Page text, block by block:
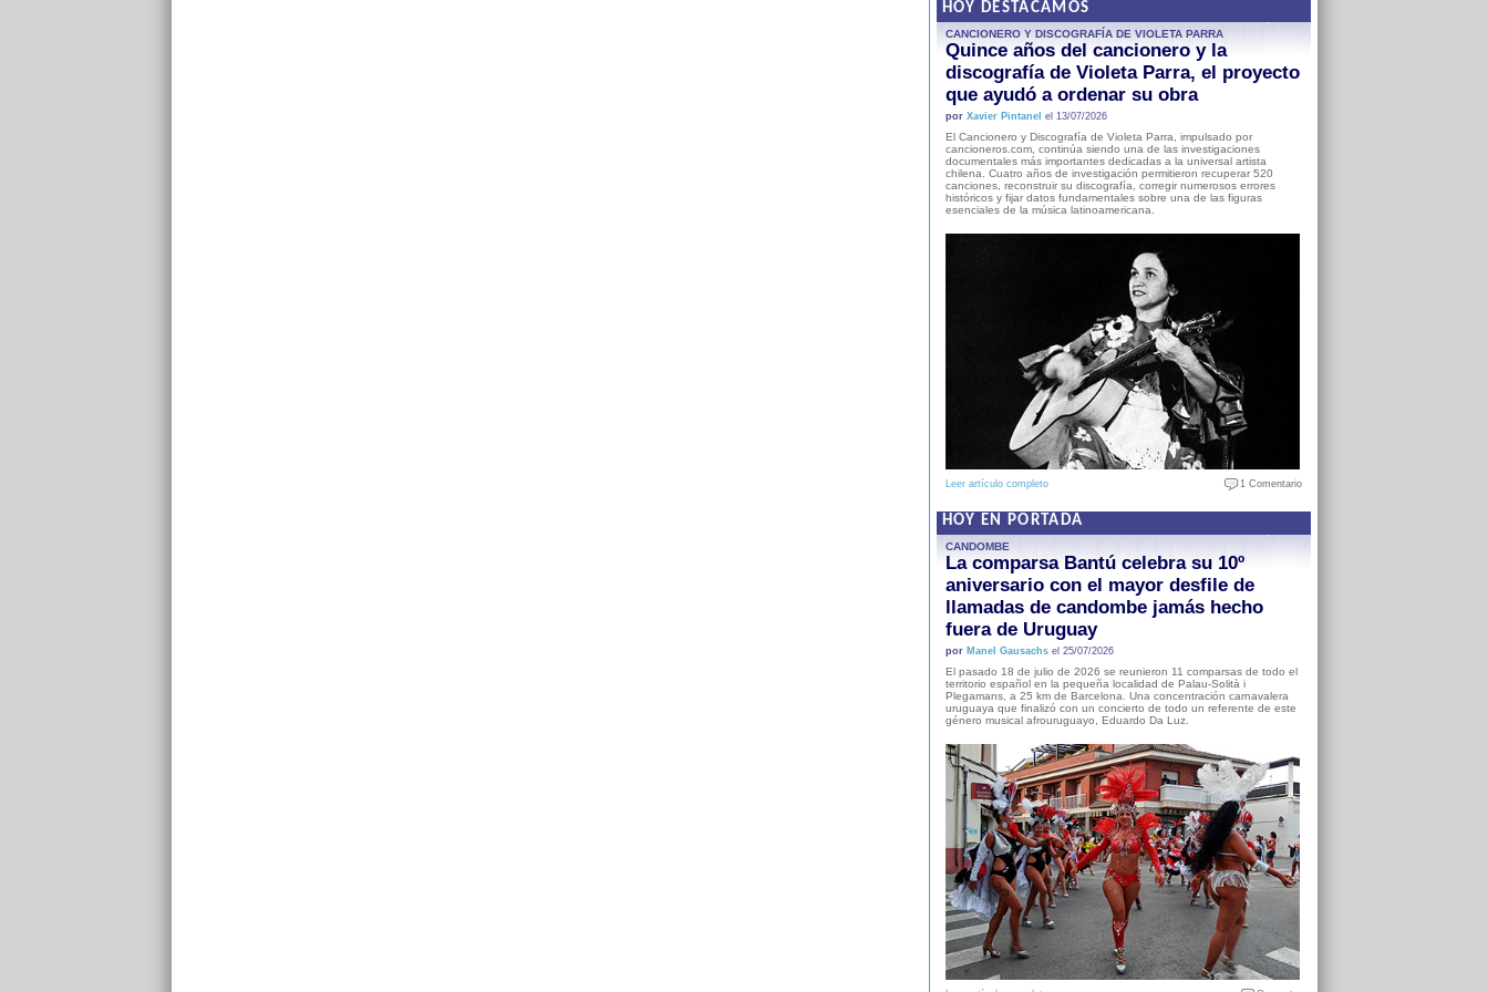
HOY DESTACAMOS
CANCIONERO Y DISCOGRAFÍA DE VIOLETA PARRA
Quince años del cancionero y la
discografía de Violeta Parra, el proyecto
que ayudó a ordenar su obra
por Xavier Pintanel el 13/07/2026
El Cancionero y Discografía de Violeta Parra, impulsado por
cancioneros.com, continúa siendo una de las investigaciones
documentales más importantes dedicadas a la universal artista
chilena. Cuatro años de investigación permitieron recuperar 520
canciones, reconstruir su discografía, corregir numerosos errores
históricos y fijar datos fundamentales sobre una de las figuras
esenciales de la música latinoamericana.
Leer artículo completo 1 Comentario
HOY EN PORTADA
CANDOMBE
La comparsa Bantú celebra su 10º
aniversario con el mayor desfile de
llamadas de candombe jamás hecho
fuera de Uruguay
por Manel Gausachsel 25/07/2026
El pasado 18 de julio de 2026 se reunieron 11 comparsas de todo el
territorio español en la pequeña localidad de Palau-Solità i
Plegamans, a 25 km de Barcelona. Una concentración carnavalera
uruguaya que finalizó con un concierto de todo un referente de este
género musical afrouruguayo, Eduardo Da Luz.